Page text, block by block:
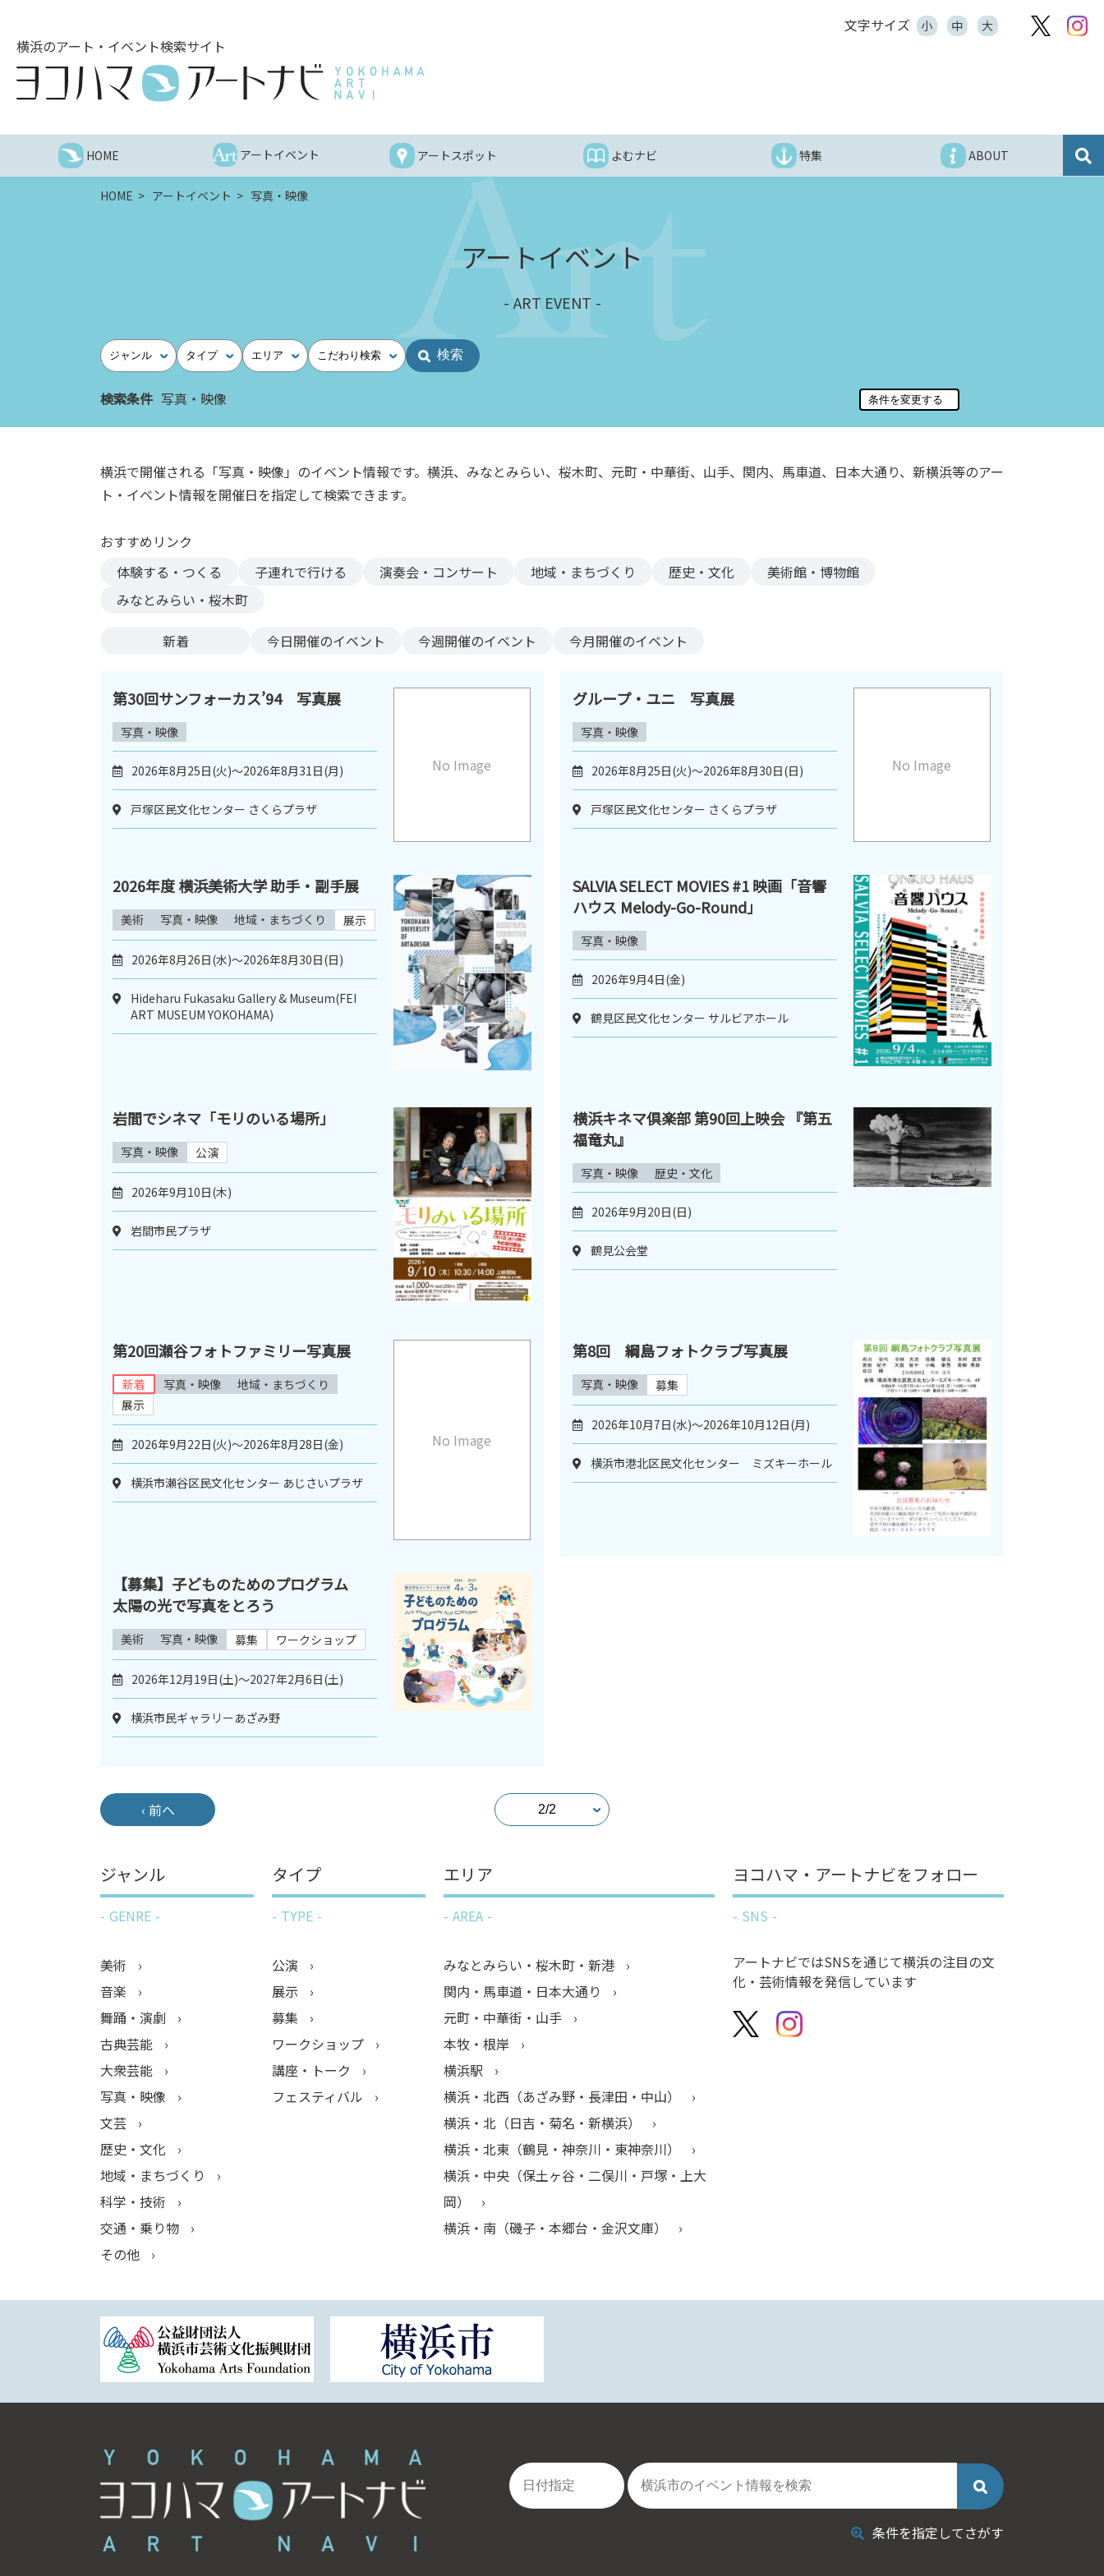
へ
文字サイズ 小 中 大
横浜のアート・イベント検索サイト
HOME アートイベント アートスポット よむナビ 特集 ABOUT
HOME アートイベント 写真・映像
アートイベント
ART EVENT
ジャンル タイプ エリア こだわり検索
検索条件 写真・映像
横浜で開催される「写真・映像」のイベント情報です。横浜、みなとみらい、桜木町、元町・中華街、山手、関内、馬車道、日本大通り、新横浜等のアー
ト・イベント情報を開催日を指定して検索できます。
おすすめリンク
体験する・つくる
子連れで行ける 演奏会・コンサート 地域・まちづくり 歴史・文化
美術館・博物館
みなとみらい・桜木町
新着 今日開催のイベント 今週開催のイベント 今月開催のイベント
No Image
第30回サンフォーカス’94 写真展
写真・映像
2026年8月25日(火)～2026年8月31日(月)
戸塚区民文化センター さくらプラザ
No Image
グループ・ユニ 写真展
写真・映像
2026年8月25日(火)～2026年8月30日(日)
戸塚区民文化センター さくらプラザ
2026年度 横浜美術大学 助手・副手展
美術 写真・映像 地域・まちづくり 展示
2026年8月26日(水)～2026年8月30日(日)
Hideharu Fukasaku Gallery & Museum(FEI
ART MUSEUM YOKOHAMA)
SALVIA SELECT MOVIES #1 映画「音響
ハウス Melody-Go-Round」
写真・映像
2026年9月4日(金)
鶴見区民文化センター サルビアホール
岩間でシネマ「モリのいる場所」
写真・映像 公演
2026年9月10日(木)
岩間市民プラザ
横浜キネマ倶楽部 第90回上映会 『第五
福竜丸』
写真・映像 歴史・文化
2026年9月20日(日)
鶴見公会堂
No Image
第20回瀬谷フォトファミリー写真展
新着 写真・映像
地域・まちづくり
展示
2026年9月22日(火)～2026年8月28日(金)
横浜市瀬谷区民文化センター あじさいプラザ
第8回 綱島フォトクラブ写真展
写真・映像 募集
2026年10月7日(水)～2026年10月12日(月)
横浜市港北区民文化センター ミズキーホール
【募集】子どものためのプログラム
太陽の光で写真をとろう
美術 写真・映像 募集 ワークショップ
2026年12月19日(土)～2027年2月6日(土)
横浜市民ギャラリーあざみ野
‹ 前へ
ジャンル
GENRE
美術
音楽
舞踊・演劇
古典芸能
大衆芸能
写真・映像
文芸
歴史・文化
地域・まちづくり
科学・技術
交通・乗り物
その他
タイプ
TYPE
公演
展示
募集
ワークショップ
講座・トーク
フェスティバル
エリア
AREA
みなとみらい・桜木町・新港
関内・馬車道・日本大通り
元町・中華街・山手
本牧・根岸
横浜駅
横浜・北西（あざみ野・長津田・中山）
横浜・北（日吉・菊名・新横浜）
横浜・北東（鶴見・神奈川・東神奈川）
横浜・中央（保土ヶ谷・二俣川・戸塚・上大
岡）
横浜・南（磯子・本郷台・金沢文庫）
ヨコハマ・アートナビをフォロー
SNS
アートナビではSNSを通じて横浜の注目の文
化・芸術情報を発信しています
条件を指定してさがす